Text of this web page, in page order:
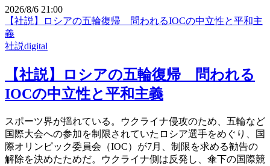
2026/8/6 21:00
【社説】ロシアの五輪復帰 問われるIOCの中立性と平和主
義
社説digital
【社説】ロシアの五輪復帰 問われる
IOCの中立性と平和主義
スポーツ界が揺れている。ウクライナ侵攻のため、五輪など
国際大会への参加を制限されていたロシア選手をめぐり、国
際オリンピック委員会（IOC）が7月、制限を求める勧告の
解除を決めたためだ。ウクライナ側は反発し、傘下の国際競